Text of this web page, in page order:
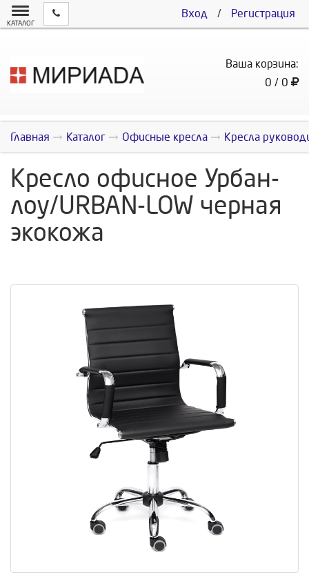
Вход / Регистрация
КАТАЛОГ
Ваша корзина:
0 / 0
Главная Каталог Офисные кресла Кресла
Кресло офисное Урбан-
лоу/URBAN-LOW черная
экокожа